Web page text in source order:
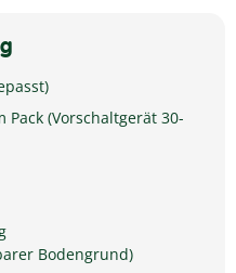
Pack (Vorschaltgerät 30-
Bodengrund)